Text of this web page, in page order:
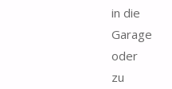
in die
Garage
oder
zu